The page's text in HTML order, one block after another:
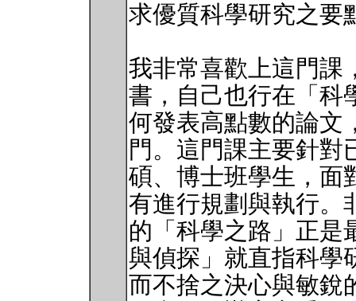
求優質科學研究之要
我非常喜歡上這門課
書，自己也行在「科
何發表高點數的論文
門。這門課主要針對
碩、博士班學生，面
有進行規劃與執行。
的「科學之路」正是
與偵探」就直指科學
而不捨之決心與敏銳